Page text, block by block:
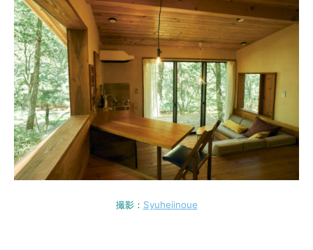
撮影： Syuheiinoue